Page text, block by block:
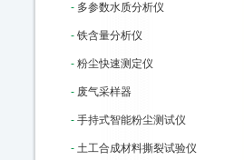
- 多参数水质分析仪
- 铁含量分析仪
- 粉尘快速测定仪
- 废气采样器
- 手持式智能粉尘测试仪
- 土工合成材料撕裂试验仪